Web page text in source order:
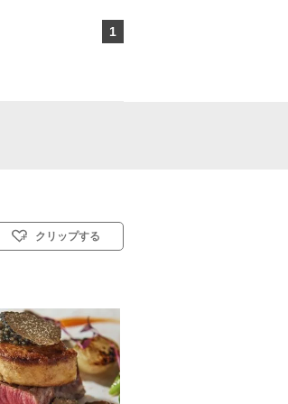
1
ト教式)／人前式／仏前式
クリップする